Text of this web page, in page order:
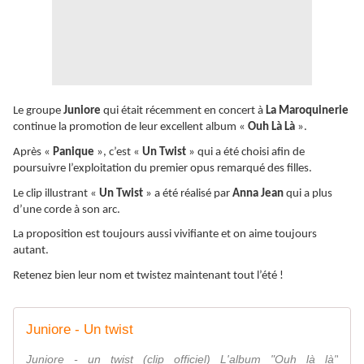
Le groupe Juniore qui était récemment en concert à La Maroquinerie
continue la promotion de leur excellent album « Ouh Là Là ».
Après « Panique », c’est « Un Twist » qui a été choisi afin de
poursuivre l’exploitation du premier opus remarqué des filles.
Le clip illustrant « Un Twist » a été réalisé par Anna Jean qui a plus
d’une corde à son arc.
La proposition est toujours aussi vivifiante et on aime toujours
autant.
Retenez bien leur nom et twistez maintenant tout l’été !
Juniore - Un twist
Juniore - un twist (clip officiel) L'album "Ouh là là"